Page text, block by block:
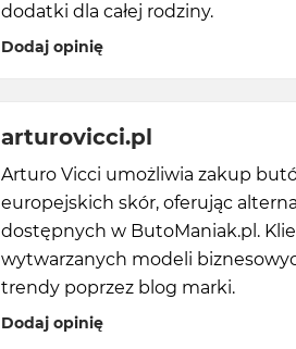
dodatki dla całej rodziny.
Dodaj opinię
arturovicci.pl
Arturo Vicci umożliwia zakup
europejskich skór, oferując
dostępnych w ButoManiak.pl.
wytwarzanych modeli
trendy poprzez blog marki.
Dodaj opinię